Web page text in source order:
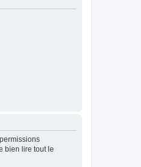
bien lire tout le